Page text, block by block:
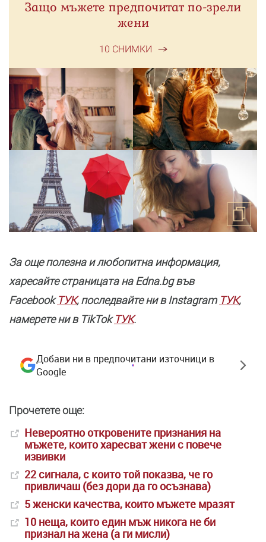
Защо мъжете предпочитат по-зрели
жени
10 СНИМКИ
За още полезнa и любопитна информация,
харесайте страницата нa Edna.bg във
FacebookТУК, последвайте ни в Instagram ТУК,
намерете ни в TikTokТУК.
Добави ни в предпочитани източници в
Google
Прочетете още:
Невероятно откровените признания на
мъжете, които харесват жени с повече
извивки
22 сигнала, с които той показва, че го
привличаш (без дори да го осъзнава)
5 женски качества, които мъжете мразят
10 неща, които един мъж никога не би
признал на жена (а ги мисли)